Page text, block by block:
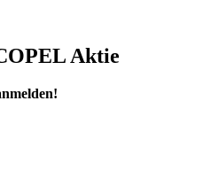
Aktie